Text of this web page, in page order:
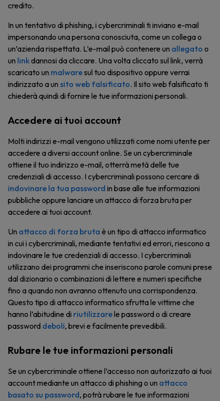
credito.
In un tentativo di phishing, i cybercriminali ti inviano e-mail
impersonando una persona conosciuta, come un collega o
un’azienda rispettata. L’e-mail può contenere un allegato o
un linkdannosi da cliccare. Una volta cliccato sul link, verrà
scaricato un malwaresul tuo dispositivo oppure verrai
indirizzato a un sito web falsificato. Il sito web falsificato ti
chiederà quindi di fornire le tue informazioni personali.
Accedere ai tuoi account
Molti indirizzi e-mail vengono utilizzati come nomi utente per
accedere a diversi account online. Se un cybercriminale
ottiene il tuo indirizzo e-mail, otterrà metà delle tue
credenziali di accesso. I cybercriminali possono cercare di
indovinare la tua password in base alle tue informazioni
pubbliche oppure lanciare un attacco di forza bruta per
accedere ai tuoi account.
Un attacco di forza bruta è un tipo di attacco informatico
in cui i cybercriminali, mediante tentativi ed errori, riescono a
indovinare le tue credenziali di accesso. I cybercriminali
utilizzano dei programmi che inseriscono parole comuni prese
dal dizionario o combinazioni di lettere e numeri specifiche
fino a quando non avranno ottenuto una corrispondenza.
Questo tipo di attacco informatico sfrutta le vittime che
hanno l’abitudine di riutilizzarele password o di creare
password deboli, brevi e facilmente prevedibili.
Rubare le tue informazioni personali
Se un cybercriminale ottiene l’accesso non autorizzato ai tuoi
account mediante un attacco di phishing o un attacco
basato su password, potrà rubare le tue informazioni